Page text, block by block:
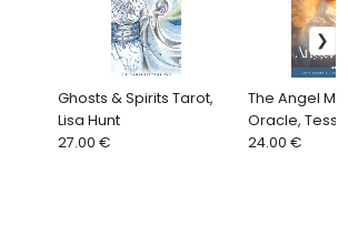
Ghosts & Spirits Tarot,
Lisa Hunt
27.00 €
The Angel
Oracle, Tess
24.00 €